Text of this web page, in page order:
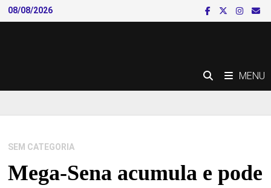
Skip
to
08/08/2026
MENU
SEM CATEGORIA
Mega-Sena acumula e pode